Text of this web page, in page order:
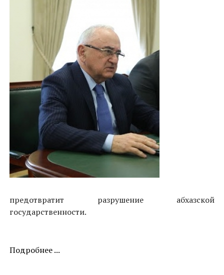
предотвратит разрушение абхазской
государственности.
Подробнее ...